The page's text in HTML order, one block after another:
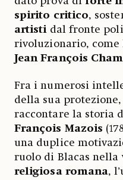
spirito critico,
artisti dal fronte
rivoluzionario, come
Jean François
Fra i numerosi
della sua
raccontare la storia
François Mazois
una duplice
ruolo di Blacas nella
religiosa romana,